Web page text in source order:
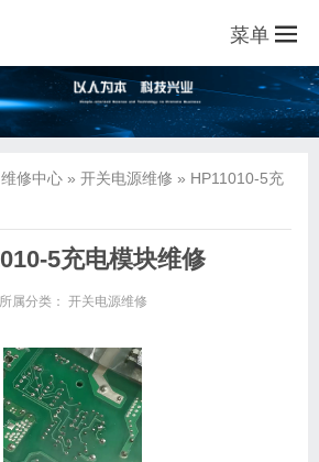
菜单
维修中心 » 开关电源维修 » HP11010-5充
5充电模块维修
所属分类： 开关电源维修